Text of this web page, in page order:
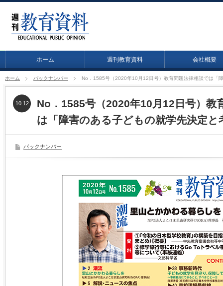
ホーム 週刊教育資料 会社概要
ホーム バックナンバー No．1585号（2020年10月12日号）教育問題法律相談では「
No．1585号（2020年10月12日号）教
は「障害のある子どもの就学先決定と
10.12
バックナンバー